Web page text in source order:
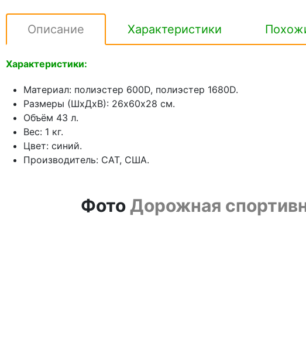
Описание Характеристики
Характеристики:
Материал: полиэстер 600D, полиэстер 1680D.
Размеры (ШxДxВ): 26х60х28 см.
Объём 43 л.
Вес: 1 кг.
Цвет: синий.
Производитель: CAT, США.
ФотоДорожная